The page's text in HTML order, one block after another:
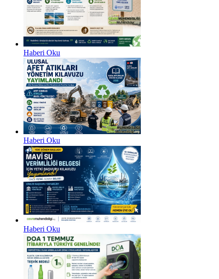
Haberi Oku
Haberi Oku
Haberi Oku